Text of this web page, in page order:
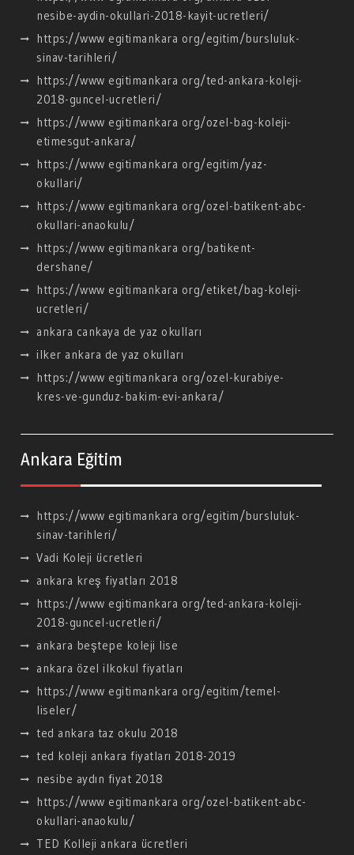
nesibe-aydin-okullari-2018-kayit-ucretleri/
https://www egitimankara org/egitim/bursluluk-
sinav-tarihleri/
https://www egitimankara org/ted-ankara-koleji-
2018-guncel-ucretleri/
https://www egitimankara org/ozel-bag-koleji-
etimesgut-ankara/
https://www egitimankara org/egitim/yaz-
okullari/
https://www egitimankara org/ozel-batikent-abc-
okullari-anaokulu/
https://www egitimankara org/batikent-
dershane/
https://www egitimankara org/etiket/bag-koleji-
ucretleri/
ankara cankaya de yaz okulları
ilker ankara de yaz okulları
https://www egitimankara org/ozel-kurabiye-
kres-ve-gunduz-bakim-evi-ankara/
Ankara Eğitim
https://www egitimankara org/egitim/bursluluk-
sinav-tarihleri/
Vadi Koleji ücretleri
ankara kreş fiyatları 2018
https://www egitimankara org/ted-ankara-koleji-
2018-guncel-ucretleri/
ankara beştepe koleji lise
ankara özel ilkokul fiyatları
https://www egitimankara org/egitim/temel-
liseler/
ted ankara taz okulu 2018
ted koleji ankara fiyatları 2018-2019
nesibe aydın fiyat 2018
https://www egitimankara org/ozel-batikent-abc-
okullari-anaokulu/
TED Kolleji ankara ücretleri